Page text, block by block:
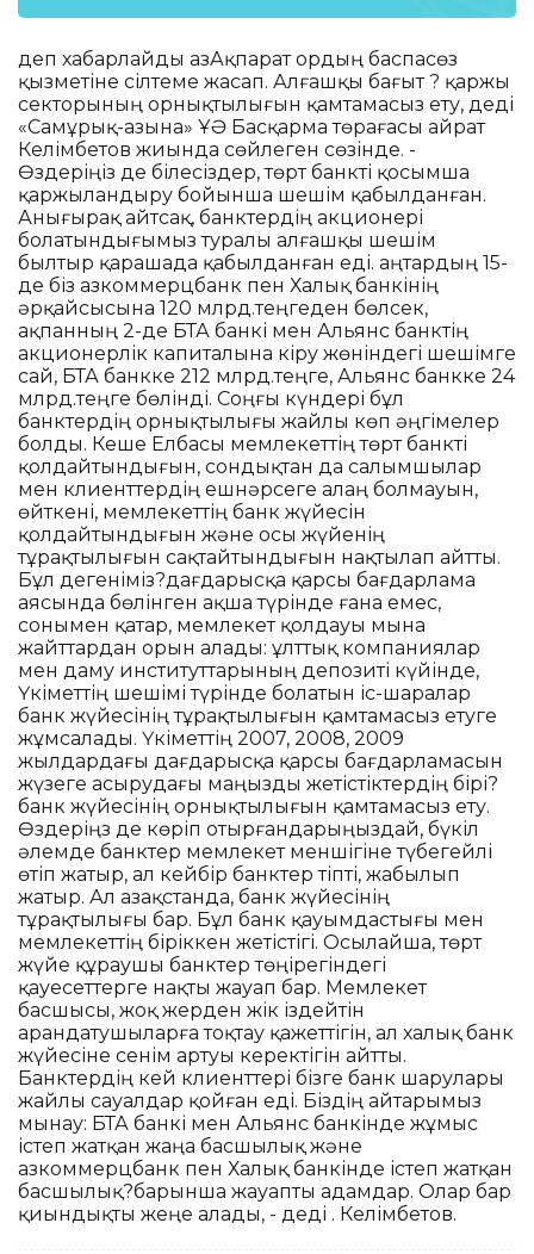
деп хабарлайды ҚазАқпарат Қордың баспасөз
қызметіне сілтеме жасап. Алғашқы бағыт ? қаржы
секторының орнықтылығын қамтамасыз ету, деді
«Самұрық-Қазына» ҰӘҚ Басқарма төрағасы Қайрат
Келімбетов жиында сөйлеген сөзінде. -
Өздеріңіз де білесіздер, төрт банкті қосымша
қаржыландыру бойынша шешім қабылданған.
Анығырақ айтсақ, банктердің акционері
болатындығымыз туралы алғашқы шешім
былтыр қарашада қабылданған еді. Қаңтардың 15-
де біз Қазкоммерцбанк пен Халық банкінің
әрқайсысына 120 млрд.теңгеден бөлсек,
ақпанның 2-де БТА банкі мен Альянс банктің
акционерлік капиталына кіру жөніндегі шешімге
сай, БТА банкке 212 млрд.теңге, Альянс банкке 24
млрд.теңге бөлінді. Соңғы күндері бұл
банктердің орнықтылығы жайлы көп әңгімелер
болды. Кеше Елбасы мемлекеттің төрт банкті
қолдайтындығын, сондықтан да салымшылар
мен клиенттердің ешнәрсеге алаң болмауын,
өйткені, мемлекеттің банк жүйесін
қолдайтындығын және осы жүйенің
тұрақтылығын сақтайтындығын нақтылап айтты.
Бұл дегеніміз?дағдарысқа қарсы бағдарлама
аясында бөлінген ақша түрінде ғана емес,
сонымен қатар, мемлекет қолдауы мына
жайттардан орын алады: ұлттық компаниялар
мен даму институттарының депозиті күйінде,
Үкіметтің шешімі түрінде болатын іс-шаралар
банк жүйесінің тұрақтылығын қамтамасыз етуге
жұмсалады. Үкіметтің 2007, 2008, 2009
жылдардағы дағдарысқа қарсы бағдарламасын
жүзеге асырудағы маңызды жетістіктердің бірі?
банк жүйесінің орнықтылығын қамтамасыз ету.
Өздеріңз де көріп отырғандарыңыздай, бүкіл
әлемде банктер мемлекет меншігіне түбегейлі
өтіп жатыр, ал кейбір банктер тіпті, жабылып
жатыр. Ал Қазақстанда, банк жүйесінің
тұрақтылығы бар. Бұл банк қауымдастығы мен
мемлекеттің біріккен жетістігі. Осылайша, төрт
жүйе құраушы банктер төңірегіндегі
қауесеттерге нақты жауап бар. Мемлекет
басшысы, жоқ жерден жік іздейтін
арандатушыларға тоқтау қажеттігін, ал халық банк
жүйесіне сенім артуы керектігін айтты.
Банктердің кей клиенттері бізге банк шарулары
жайлы сауалдар қойған еді. Біздің айтарымыз
мынау: БТА банкі мен Альянс банкінде жұмыс
істеп жатқан жаңа басшылық және
Қазкоммерцбанк пен Халық банкінде істеп жатқан
басшылық?барынша жауапты адамдар. Олар бар
қиындықты жеңе алады, - деді Қ. Келімбетов.